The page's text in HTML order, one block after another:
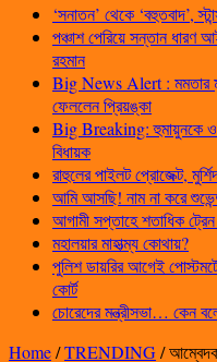
‘সনাতন’ থেকে ‘বহুতবাদ’,
পঞ্চাশ পেরিয়ে সন্তান
রহমান
Big News Alert : মমতার
ফেললেন প্রিয়ঙ্কা
Big Breaking: হুমায়ুনকে
বিধায়ক
রাহুলের পাইলট প্রোজেক্ট,
আমি আসছি! নাম না করে
আগামী সপ্তাহে শতাধিক ট্রেন
মহালয়ার মাহাত্ম্য কোথায়?
পুলিশ ডায়রির আগেই
কোর্ট
চোরেদের মন্ত্রীসভা… কেন
Home/TRENDING/